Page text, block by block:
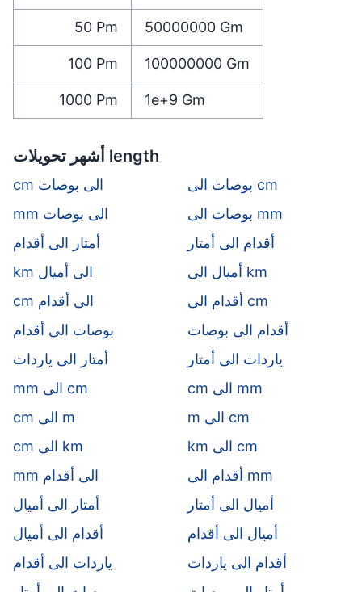
50 Pm 50000000 Gm
100 Pm 100000000 Gm
1000 Pm 1e+9 Gm
أشهر تحويلات length
cm الى بوصات
بوصات الى cm
mm الى بوصات
بوصات الى mm
أمتار الى أقدام
أقدام الى أمتار
km الى أميال
أميال الى km
cm الى أقدام
أقدام الى cm
بوصات الى أقدام
أقدام الى بوصات
أمتار الى ياردات
ياردات الى أمتار
mm الى cm
cm الى mm
cm الى m
m الى cm
cm الى km
km الى cm
mm الى أقدام
أقدام الى mm
أمتار الى أميال
أميال الى أمتار
أقدام الى أميال
أميال الى أقدام
ياردات الى أقدام
أقدام الى ياردات